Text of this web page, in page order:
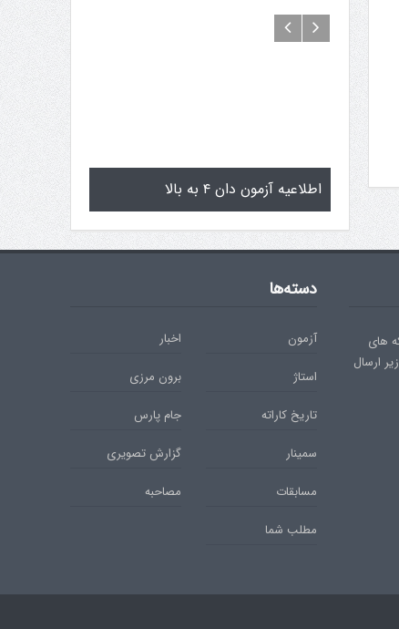
تمرینات اطلاعیه آزمون دان ۴ به بالا
های
ارسال
دسته‌ها
آزمون
اخبار
استاژ
برون مرزی
تاریخ کاراته
جام پارس
سمینار
گزارش تصویری
مسابقات
مصاحبه
مطلب شما